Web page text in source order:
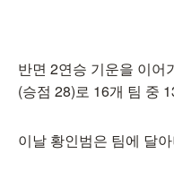
반면 2연승 기운을 이어
(승점 28)로 16개 팀 중
이날 황인범은 팀에 달